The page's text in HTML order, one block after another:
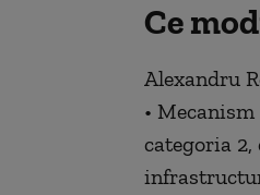
Ce
Alexandru
•
categoria